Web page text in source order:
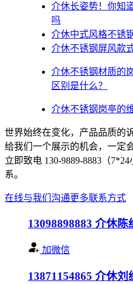
介休​长姿势！你知
吗
介休中式风格不锈
介休不锈钢屏风款
介休不锈钢材质的
区别是什么？
介休不锈钢岗亭的
世界始终在变化，产品品质的
给我们一个展示的机会，一定
立即致电 130-9889-8883（
系。
在线与我们沟通更多联系方式
13098898883 介休陈
加微信
13871154865 介休刘